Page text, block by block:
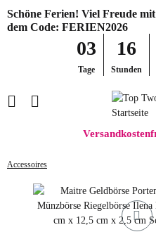
Schöne Ferien! Viel Freude
dem Code: FERIEN2026
03
Tage
16
Stunden
Accessoires